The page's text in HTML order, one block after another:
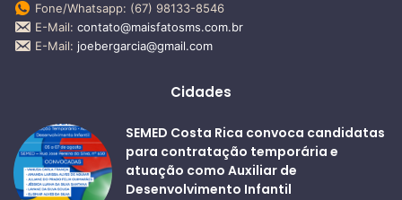
Fone/Whatsapp: (67) 98133-8546
E-Mail: contato@maisfatosms.com.br
E-Mail: joebergarcia@gmail.com
Cidades
SEMED Costa Rica convoca candidatas
para contratação temporária e
atuação como Auxiliar de
Desenvolvimento Infantil